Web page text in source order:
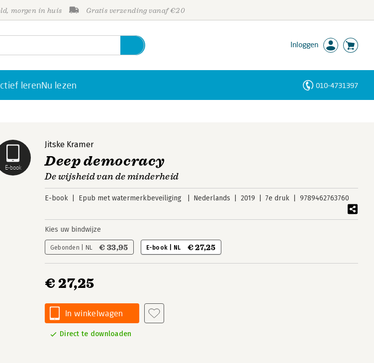
morgen in huis Gratis verzending vanaf €20
Inloggen
lerenNu lezen 010-4731397
E-book
Jitske Kramer
Deep democracy
De wijsheid van de minderheid
E-book Epub met watermerkbeveiliging Nederlands 2019 7e druk 9789462763760
Kies uw bindwijze
Gebonden | NL € 33,95 E-book | NL € 27,25
€ 27,25
In winkelwagen
Direct te downloaden
Personen